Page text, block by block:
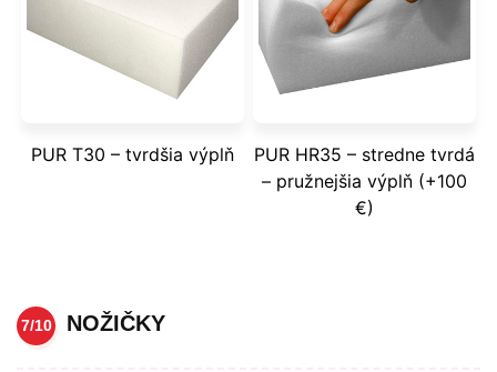
PUR T30 – tvrdšia výplň
PUR HR35 – stredne tvrdá
– pružnejšia výplň (+100
€)
7/10 NOŽIČKY